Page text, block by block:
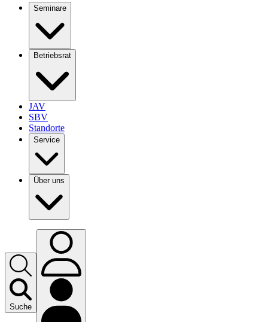
Seminare
Betriebsrat
JAV
SBV
Standorte
Service
Über uns
Suche